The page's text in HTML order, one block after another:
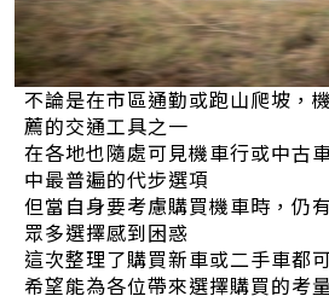
不論是在市區通勤或跑山爬坡，
薦的交通工具之一
在各地也隨處可見機車行或中古
中最普遍的代步選項
但當自身要考慮購買機車時，仍
眾多選擇感到困惑
這次整理了購買新車或二手車都
希望能為各位帶來選擇購買的考